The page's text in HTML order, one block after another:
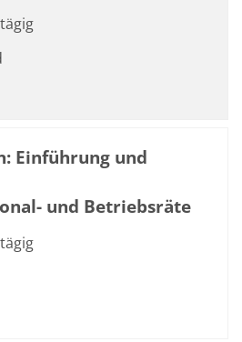
Einführung und
und Betriebsräte